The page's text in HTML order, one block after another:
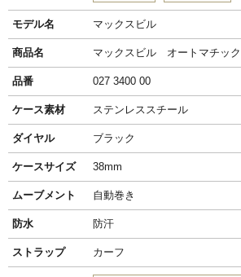
モデル名 マックスビル
商品名 マックスビル オートマチック
品番 027 3400 00
ケース素材 ステンレススチール
ダイヤル ブラック
ケースサイズ 38mm
ムーブメント 自動巻き
防水 防汗
ストラップ カーフ